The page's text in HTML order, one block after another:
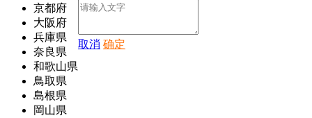
京都府
大阪府
兵庫県
奈良県
和歌山県
鳥取県
島根県
岡山県
取消 确定